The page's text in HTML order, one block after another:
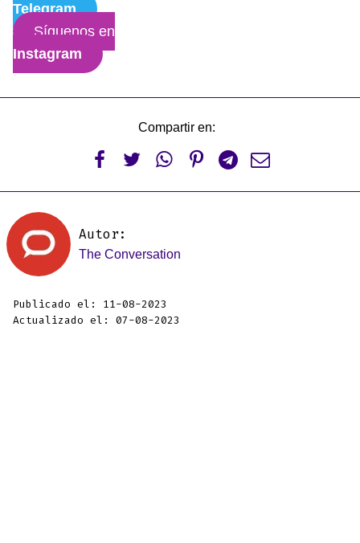
Telegram
Síguenos en
Instagram
Compartir en:
     
Autor:
The Conversation
Publicado el: 11-08-2023
Actualizado el: 07-08-2023